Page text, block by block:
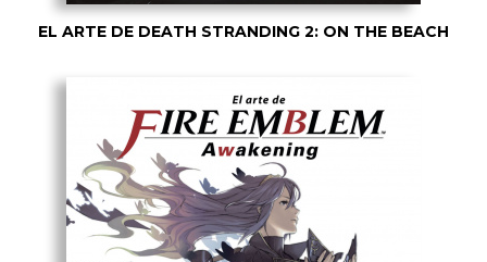
EL ARTE DE DEATH STRANDING 2: ON THE BEACH